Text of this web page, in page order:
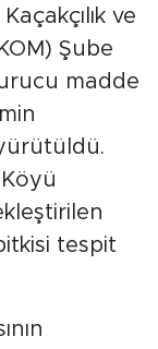
ve
Şube
madde
tespit